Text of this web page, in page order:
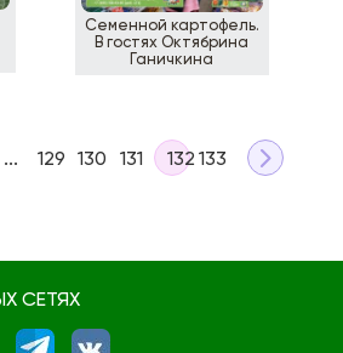
Семенной картофель.
В гостях Октябрина
Ганичкина
... 129 130 131 132 133
СЕТЯХ